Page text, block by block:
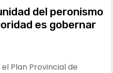
del peronismo
es gobernar
Plan Provincial de